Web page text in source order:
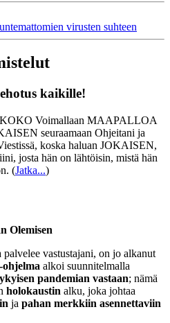
virusten suhteen
kaikille!
KOKO Voimallaan MAAPALLOA
seuraamaan Ohjeitani ja
koska haluan JOKAISEN,
josta hän on lähtöisin, mistä hän
(Jatka...)
Olemisen
palvelee vastustajani, on jo alkanut
alkoi suunnitelmalla
pandemian vastaan; nämä
holokaustin alku, joka johtaa
ja pahan merkkiin asennettaviin